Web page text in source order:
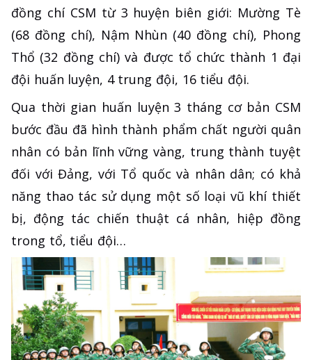
đồng chí CSM từ 3 huyện biên giới: Mường Tè
(68 đồng chí), Nậm Nhùn (40 đồng chí), Phong
Thổ (32 đồng chí) và được tổ chức thành 1 đại
đội huấn luyện, 4 trung đội, 16 tiểu đội.
Qua thời gian huấn luyện 3 tháng cơ bản CSM
bước đầu đã hình thành phẩm chất người quân
nhân có bản lĩnh vững vàng, trung thành tuyệt
đối với Đảng, với Tổ quốc và nhân dân; có khả
năng thao tác sử dụng một số loại vũ khí thiết
bị, động tác chiến thuật cá nhân, hiệp đồng
trong tổ, tiểu đội…